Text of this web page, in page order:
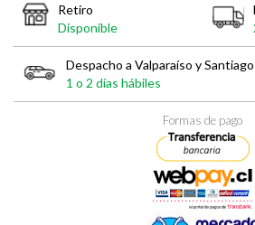
Retiro
Disponible
Despacho a Valparaíso y Santiago
1 o 2 días hábiles
Formas de pago